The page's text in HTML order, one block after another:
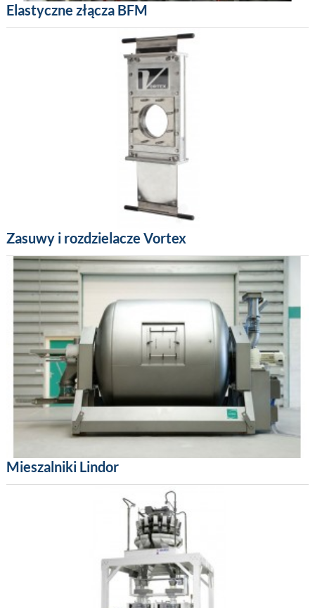
Elastyczne złącza BFM
Zasuwy i rozdzielacze Vortex
Mieszalniki Lindor